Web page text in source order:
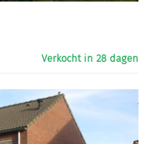
Verkocht in 28 dagen